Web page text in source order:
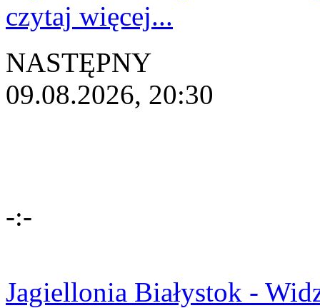
czytaj więcej...
NASTĘPNY
09.08.2026, 20:30
-:-
Jagiellonia Białystok -